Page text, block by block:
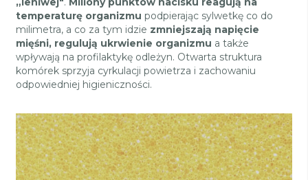
temperaturę organizmu podpierając sylwetkę co do
milimetra, a co za tym idzie zmniejszają napięcie
mięśni, regulują ukrwienie organizmu a także
wpływają na profilaktykę odleżyn. Otwarta struktura
komórek sprzyja cyrkulacji powietrza i zachowaniu
odpowiedniej higieniczności.